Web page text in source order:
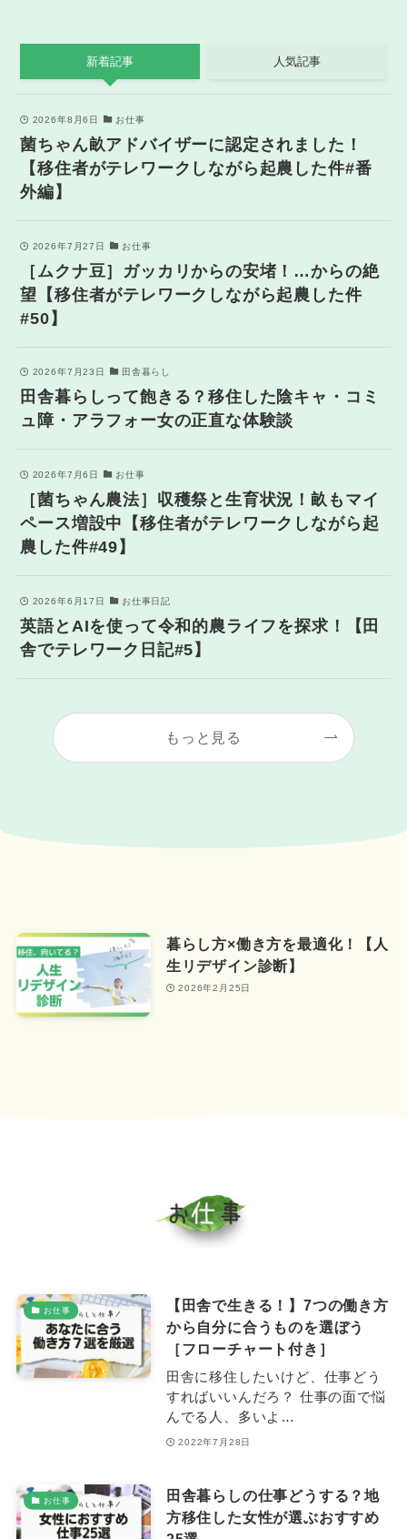
新着記事 人気記事
2026年8月6日 お仕事
菌ちゃん畝アドバイザーに認定されました！
【移住者がテレワークしながら起農した件#番
外編】
2026年7月27日 お仕事
［ムクナ豆］ガッカリからの安堵！…からの絶
望【移住者がテレワークしながら起農した件
#50】
2026年7月23日 田舎暮らし
田舎暮らしって飽きる？移住した陰キャ・コミ
ュ障・アラフォー女の正直な体験談
2026年7月6日 お仕事
［菌ちゃん農法］収穫祭と生育状況！畝もマイ
ペース増設中【移住者がテレワークしながら起
農した件#49】
2026年6月17日 お仕事日記
英語とAIを使って令和的農ライフを探求！【田
舎でテレワーク日記#5】
もっと見る
暮らし方×働き方を最適化！【人
生リデザイン診断】
2026年2月25日
お仕事
【田舎で生きる！】7つの働き方
から自分に合うものを選ぼう
［フローチャート付き］
田舎に移住したいけど、仕事どう
すればいいんだろ？ 仕事の面で悩
んでる人、多いよ…
2022年7月28日
お仕事
田舎暮らしの仕事どうする？地
方移住した女性が選ぶおすすめ